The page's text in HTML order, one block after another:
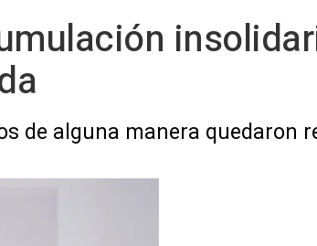
de alguna manera quedaron